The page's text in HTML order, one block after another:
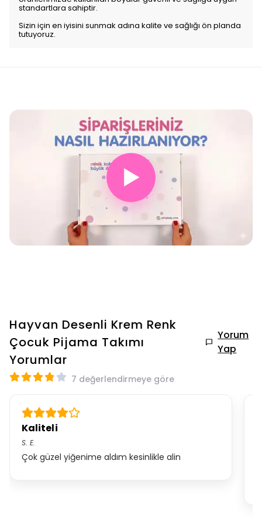
standartlara sahiptir.
Sizin için en iyisini sunmak adına kalite ve sağlığı ön planda
tutuyoruz.
▶
Hayvan Desenli Krem Renk
Çocuk Pijama Takımı
Yorumlar
Yorum
Yap
7 değerlendirmeye göre
Kaliteli
S. E.
Çok güzel yiğenime aldım kesinlikle alin